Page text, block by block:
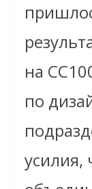
на
по
усилия,